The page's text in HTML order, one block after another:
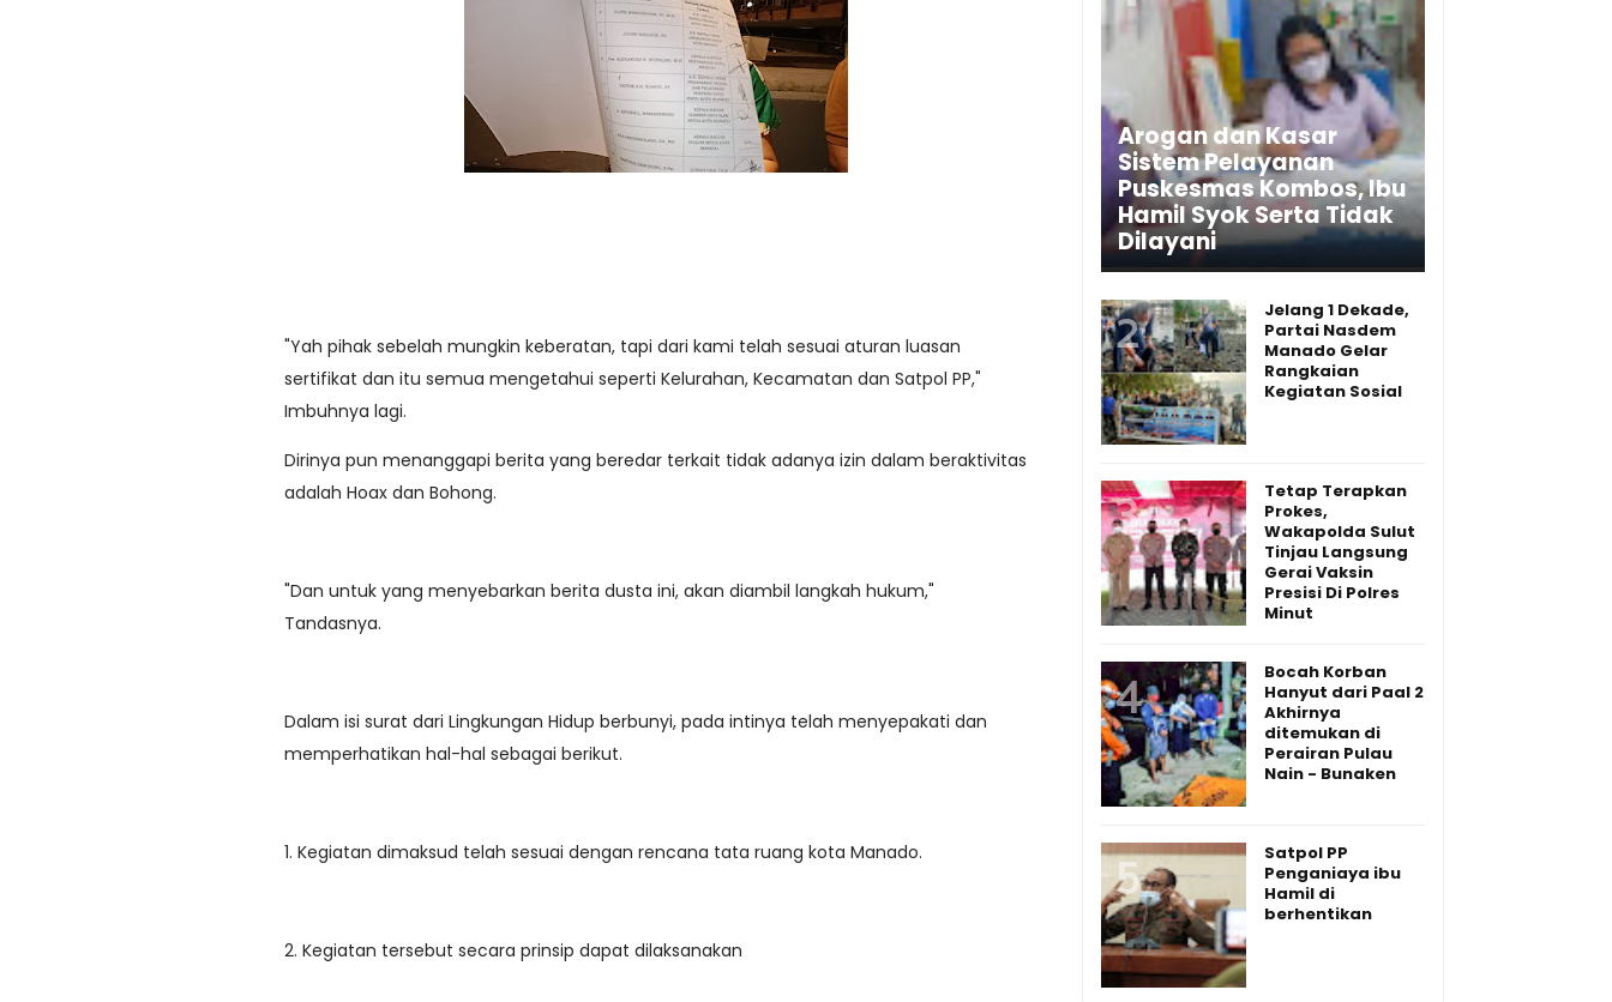
"Yah pihak sebelah mungkin keberatan, tapi dari kami telah sesuai aturan luasan
sertifikat dan itu semua mengetahui seperti Kelurahan, Kecamatan dan Satpol PP,"
Imbuhnya lagi.
Dirinya pun menanggapi berita yang beredar terkait tidak adanya izin dalam beraktivitas
adalah Hoax dan Bohong.
"Dan untuk yang menyebarkan berita dusta ini, akan diambil langkah hukum,"
Tandasnya.
Dalam isi surat dari Lingkungan Hidup berbunyi, pada intinya telah menyepakati dan
memperhatikan hal-hal sebagai berikut.
1. Kegiatan dimaksud telah sesuai dengan rencana tata ruang kota Manado.
2. Kegiatan tersebut secara prinsip dapat dilaksanakan
Arogan dan Kasar
Sistem Pelayanan
Puskesmas Kombos, Ibu
Hamil Syok Serta Tidak
Dilayani
Jelang 1 Dekade,
Partai Nasdem
Manado Gelar
Rangkaian
Kegiatan Sosial
Tetap Terapkan
Prokes,
Wakapolda Sulut
Tinjau Langsung
Gerai Vaksin
Presisi Di Polres
Minut
Bocah Korban
Hanyut dari Paal 2
Akhirnya
ditemukan di
Perairan Pulau
Nain - Bunaken
Satpol PP
Penganiaya ibu
Hamil di
berhentikan